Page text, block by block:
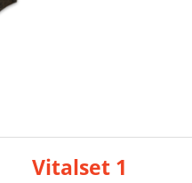
Vitalset 1